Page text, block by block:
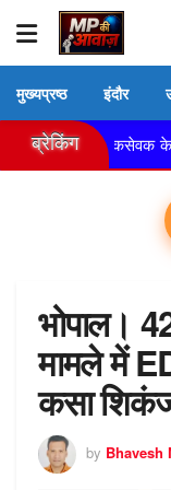
मुख्यप्रष्ठ इंदौर
ब्रेकिंग
और लोकसेवक के बीच
भोपाल।
मामले में
कसा
by Bhavesh